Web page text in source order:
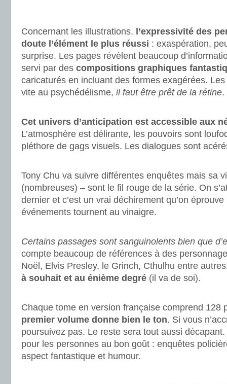
Concernant les illustrations, l’expressivité des
doute l’élément le plus réussi : exaspération,
surprise. Les pages révèlent beaucoup
servi par des compositions graphiques
caricaturés en incluant des formes exagérées.
vite au psychédélisme, il faut être prêt de la rétine.
Cet univers d’anticipation est accessible aux
L’atmosphère est délirante, les pouvoirs sont
pléthore de gags visuels. Les dialogues sont
Tony Chu va suivre différentes enquêtes mais sa
(nombreuses) – sont le fil rouge de la série. On
dernier et c’est un vrai déchirement qu’on
événements tournent au vinaigre.
Certains passages sont sanguinolents bien que
compte beaucoup de références à des
Noël, Elvis Presley, le Grinch, Cthulhu entre
à souhait et au énième degré (il va de soi).
Chaque tome en version française comprend 128
premier volume donne bien le ton. Si vous
poursuivez pas. Le reste sera tout aussi
pour les personnes au bon goût : enquêtes
aspect fantastique et humour.